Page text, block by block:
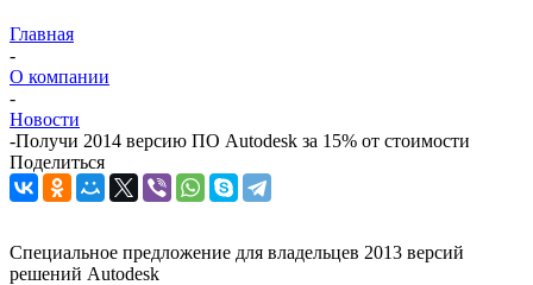
Главная
-
О компании
-
Новости
-Получи 2014 версию ПО Autodesk за 15% от стоимости
Поделиться
Специальное предложение для владельцев 2013 версий
решений Autodesk